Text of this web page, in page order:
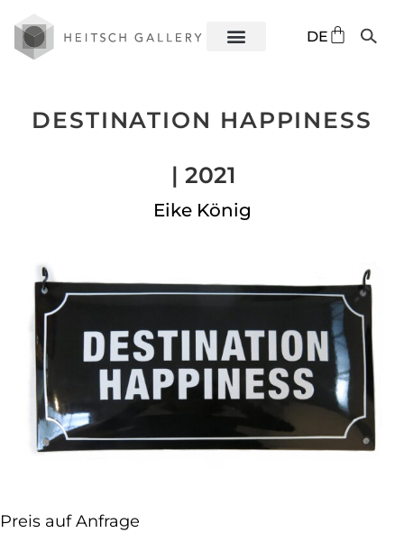
DE
ES
DESTINATION HAPPINESS
| 2021
Eike König
Preis auf Anfrage